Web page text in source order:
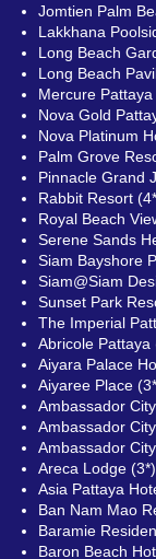
Jomtien Palm
Lakkhana
Long Beach
Long Beach
Mercure
Nova Gold
Nova Platinum
Palm Grove
Pinnacle Grand
Rabbit Resort
Royal Beach
Serene Sands
Siam Bayshore
Siam@Siam
Sunset Park
The Imperial
Abricole Pattaya
Aiyara Palace
Aiyaree Place
Ambassador
Ambassador
Ambassador
Areca Lodge (3*)
Asia Pattaya
Ban Nam Mao
Baramie
Baron Beach